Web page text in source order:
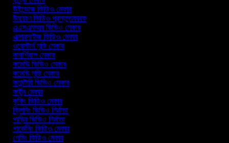
উইন্ডোজ ভিডিও মেকার
উচ্চারণ ভিডিও প্রস্তুতকারক
এএসএমআর ভিডিও মেকার
এক্সারসাইজ ভিডিও মেকার
ওয়েস্টার্ন মুভি মেকার
কমার্শিয়াল মেকার
কমেডি ভিডিও মেকার
কমেডি মুভি মেকার
কমেন্টারি ভিডিও মেকার
কার্টুন মেকার
কুকিং ভিডিও মেকার
ক্লিনিং ভিডিও নির্মাতা
গাড়ির ভিডিও নির্মাতা
গার্ডেনিং ভিডিও মেকার
গেমিং ভিডিও মেকার